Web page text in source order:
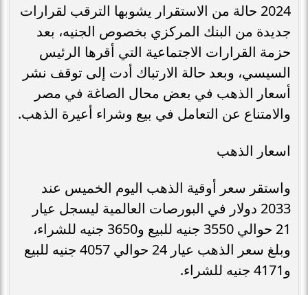
2024 حالة من الاستقرار يشوبها الترقب لقرارات
جديدة من البنك المركزي بخصوص الجنيه، بعد
حزمة القرارات الاجتماعية التي أقرها الرئيس
السيسي، وبعد حالة الارتباك أدت إلى توقف نشر
أسعار الذهب في بعض محال الصاغة في مصر
والامتناع عن التعامل في بيع وشراء أعيرة الذهب.
اسعار الذهب
واستقر سعر أوقية الذهب اليوم الخميس عند
2033 دولار في البورصات العالمية ليسجل عيار
21 حوالي 3550 جنيه للبيع و3650 جنيه للشراء،
وبلغ سعر الذهب عيار 24 حوالي 4057 جنيه للبيع
و4171 جنيه للشراء.